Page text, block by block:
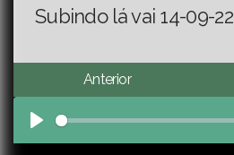
Subindo lá vai 14-09-22
Anterior
Play